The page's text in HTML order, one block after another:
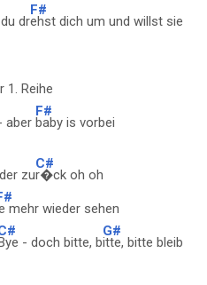
dr
F#
ehst dich um und willst sie
1. Reihe
aber
F#
baby is vorbei
zu
C#
r�ck oh oh
mehr wieder sehen
- doch bitte, b
G#
itte, bitte bleib